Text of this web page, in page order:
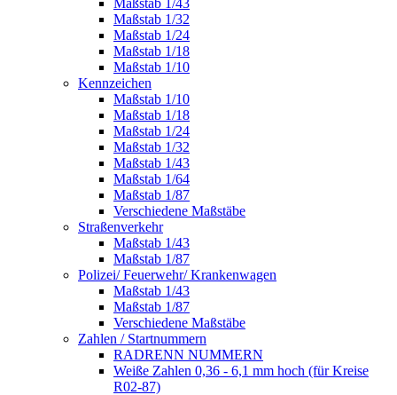
Maßstab 1/43
Maßstab 1/32
Maßstab 1/24
Maßstab 1/18
Maßstab 1/10
Kennzeichen
Maßstab 1/10
Maßstab 1/18
Maßstab 1/24
Maßstab 1/32
Maßstab 1/43
Maßstab 1/64
Maßstab 1/87
Verschiedene Maßstäbe
Straßenverkehr
Maßstab 1/43
Maßstab 1/87
Polizei/ Feuerwehr/ Krankenwagen
Maßstab 1/43
Maßstab 1/87
Verschiedene Maßstäbe
Zahlen / Startnummern
RADRENN NUMMERN
Weiße Zahlen 0,36 - 6,1 mm hoch (für Kreise
R02-87)